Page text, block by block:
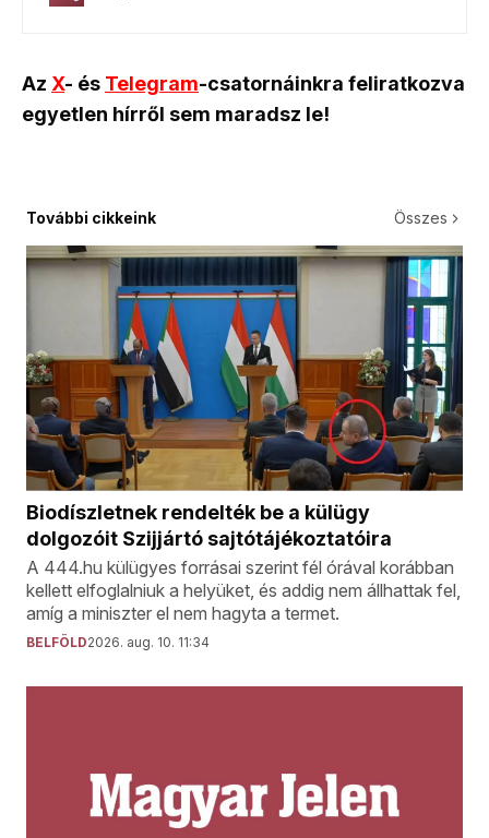
Az X- és Telegram-csatornáinkra feliratkozva
egyetlen hírről sem maradsz le!
További cikkeink Összes
Biodíszletnek rendelték be a külügy
dolgozóit Szijjártó sajtótájékoztatóira
A 444.hu külügyes forrásai szerint fél órával korábban
kellett elfoglalniuk a helyüket, és addig nem állhattak fel,
amíg a miniszter el nem hagyta a termet.
BELFÖLD2026. aug. 10. 11:34